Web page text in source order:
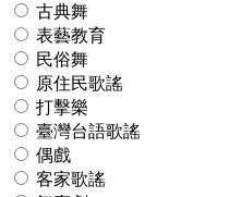
古典舞
表藝教育
民俗舞
原住民歌謠
打擊樂
臺灣台語歌謠
偶戲
客家歌謠